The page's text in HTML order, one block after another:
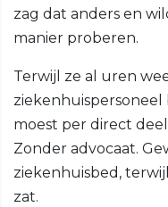
zag dat anders en
manier proberen.
Terwijl ze al uren
moest per direct
Zonder advocaat.
ziekenhuisbed,
zat.